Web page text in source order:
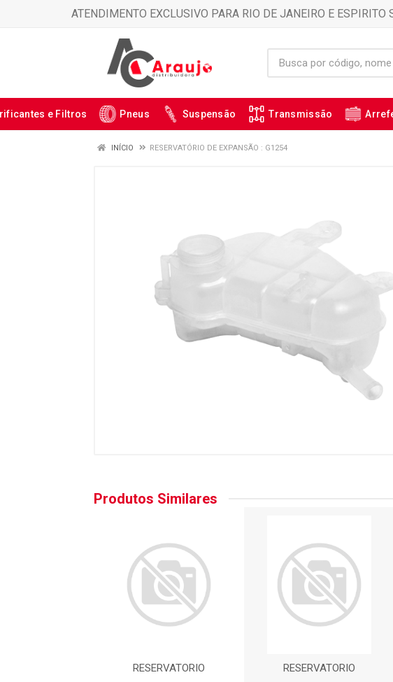
ATENDIMENTO EXCLUSIVO PARA RIO DE JANEIRO E ESPIRITO
e Filtros Pneus Suspensão Transmissão
INÍCIO RESERVATÓRIO DE EXPANSÃO : G1254
Produtos Similares
RESERVATORIO RESERVATORIO